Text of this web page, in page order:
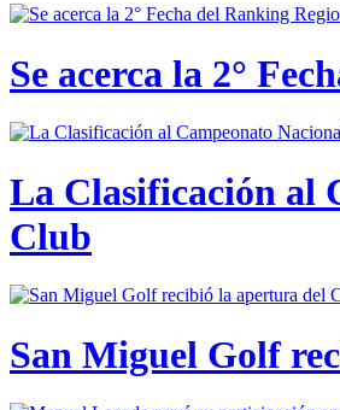
Se acerca la 2°
La Clasificación al
Club
San Miguel Golf